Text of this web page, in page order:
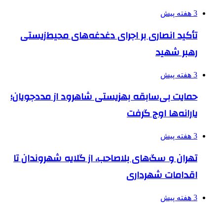
3 هفته پیش
تأکید انصاری بر اجرای دغدغه‌های محیط‌زیستی
رهبر شهید
3 هفته پیش
حمایت بی‌سابقه بهزیستی شاهرود از مددجویان؛
یارانه‌ها اوج گرفت
3 هفته پیش
تهران و سگ‌های بلاصاحب، از گلایه شهروندان تا
اقدامات شهرداری
3 هفته پیش